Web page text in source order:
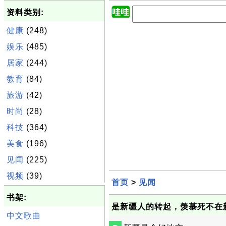
资料类别:
健康 (248)
娱乐 (485)
居家 (244)
教育 (84)
旅游 (42)
时尚 (28)
科技 (364)
美食 (196)
见闻 (225)
视频 (39)
书架:
中文歌曲
首页 > 见闻
是新疆人的转起，羡慕死不在